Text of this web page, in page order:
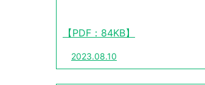
【PDF：84KB】
2023.08.10